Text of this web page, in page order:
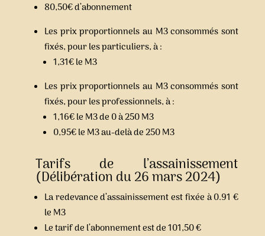
80,50€ d’abonnement
Les prix proportionnels au M3 consommés sont
fixés, pour les particuliers, à :
1,31€ le M3
Les prix proportionnels au M3 consommés sont
fixés, pour les professionnels, à :
1,16€ le M3 de 0 à 250 M3
0,95€ le M3au-delà de 250 M3
Tarifs de l’assainissement
(Délibération du 26 mars 2024)
La redevance d’assainissement est fixée à 0.91 €
le M3
Le tarif de l’abonnement est de 101,50 €